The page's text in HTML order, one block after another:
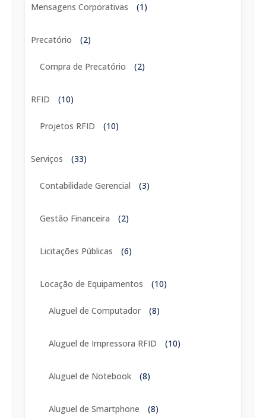
Mensagens Corporativas (1)
Precatório (2)
Compra de Precatório (2)
RFID (10)
Projetos RFID (10)
Serviços (33)
Contabilidade Gerencial (3)
Gestão Financeira (2)
Licitações Públicas (6)
Locação de Equipamentos (10)
Aluguel de Computador (8)
Aluguel de Impressora RFID (10)
Aluguel de Notebook (8)
Aluguel de Smartphone (8)